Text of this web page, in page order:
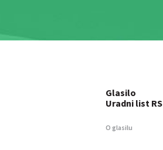
Glasilo
Uradni list RS
O glasilu